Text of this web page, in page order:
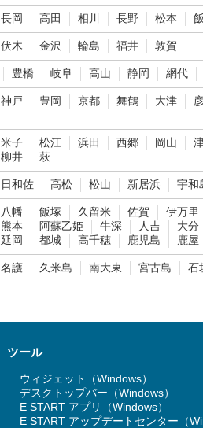
長岡 高田 相川 長野 松本
伏木 金沢 輪島 福井 敦賀
豊橋 岐阜 高山 静岡 網代
神戸 豊岡 京都 舞鶴 大津
米子 松江 浜田 西郷 岡山
柳井 萩
日和佐 高松 松山 新居浜 宇和
八幡 飯塚 久留米 佐賀
伊万里
熊本 阿蘇乙姫 牛深 人吉
大分
延岡 都城 高千穂 鹿児島 鹿屋
名護 久米島 南大東 宮古島 石
ツール
ウィジェット（Windows）
デスクトップバー（Windows）
E START アプリ（Windows）
E START アップデートセンター（